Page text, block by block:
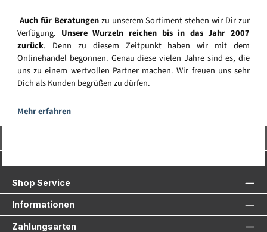
Auch für Beratungenzu unserem Sortiment stehen wir Dir zur
Verfügung. Unsere Wurzeln reichen bis in das Jahr 2007
zurück. Denn zu diesem Zeitpunkt haben wir mit dem
Onlinehandel begonnen. Genau diese vielen Jahre sind es, die
uns zu einem wertvollen Partner machen. Wir freuen uns sehr
Dich als Kunden begrüßen zu dürfen.
Mehr erfahren
Shop Service
Informationen
Zahlungsarten